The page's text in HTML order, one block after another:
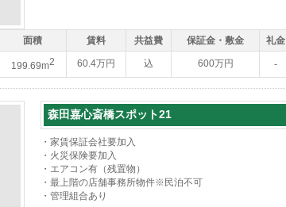
面積 賃料 共益費 保証金・敷金 礼金
199.69m2 60.4万円 込 600万円 -
森田嘉心斎橋スポット21
・家賃保証会社要加入
・火災保険要加入
・エアコン有（残置物）
・最上階の店舗事務所物件※民泊不可
・管理組合あり